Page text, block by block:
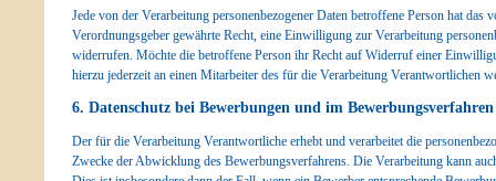
Jede von der Verarbeitung personenbezogener Daten betroffene Person hat das
Verordnungsgeber gewährte Recht, eine Einwilligung zur Verarbeitung
widerrufen. Möchte die betroffene Person ihr Recht auf Widerruf einer
hierzu jederzeit an einen Mitarbeiter des für die Verarbeitung Verantwortlichen
6. Datenschutz bei Bewerbungen und im Bewerbungsverfahren
Der für die Verarbeitung Verantwortliche erhebt und verarbeitet die
Zwecke der Abwicklung des Bewerbungsverfahrens. Die Verarbeitung kann